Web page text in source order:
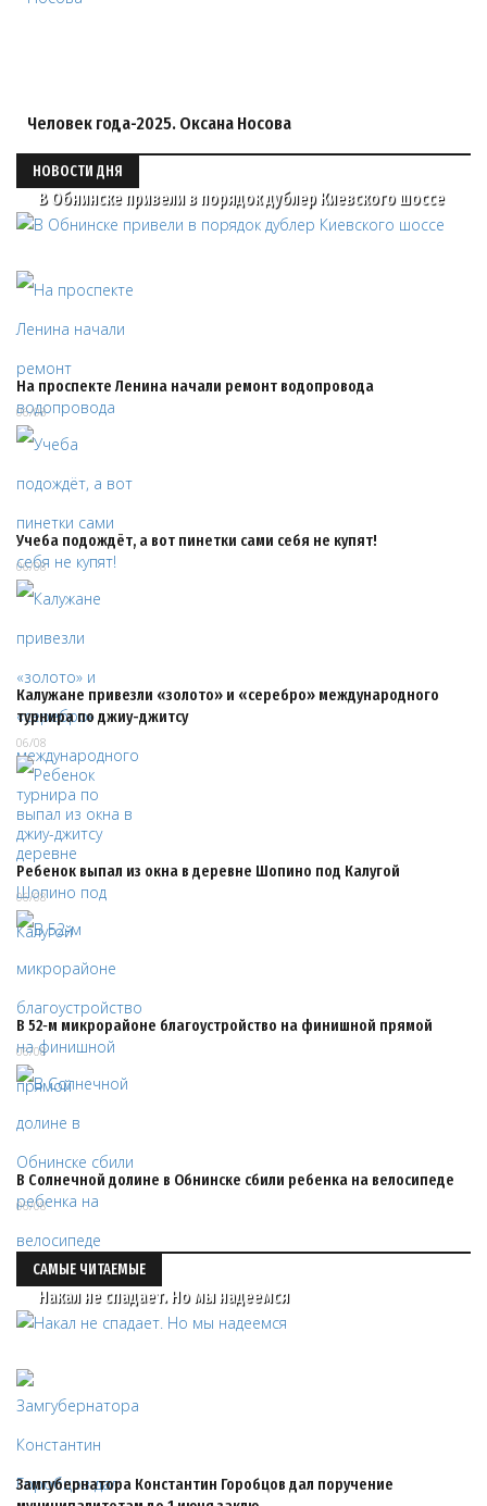
Человек года-2025. Оксана Носова
НОВОСТИ ДНЯ
В Обнинске привели в порядок дублер Киевского шоссе
На проспекте Ленина начали ремонт водопровода
06/08
Учеба подождёт, а вот пинетки сами себя не купят!
06/08
Калужане привезли «золото» и «серебро» международного
турнира по джиу-джитсу
06/08
Ребенок выпал из окна в деревне Шопино под Калугой
06/08
В 52‑м микрорайоне благоустройство на финишной прямой
06/08
В Солнечной долине в Обнинске сбили ребенка на велосипеде
06/08
САМЫЕ ЧИТАЕМЫЕ
Накал не спадает. Но мы надеемся
Замгубернатора Константин Горобцов дал поручение